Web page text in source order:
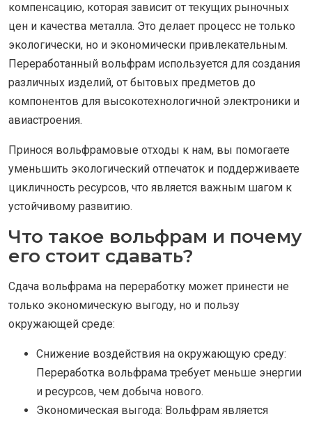
компенсацию, которая зависит от текущих рыночных
цен и качества металла. Это делает процесс не только
экологически, но и экономически привлекательным.
Переработанный вольфрам используется для создания
различных изделий, от бытовых предметов до
компонентов для высокотехнологичной электроники и
авиастроения.
Принося вольфрамовые отходы к нам, вы помогаете
уменьшить экологический отпечаток и поддерживаете
цикличность ресурсов, что является важным шагом к
устойчивому развитию.
Что такое вольфрам и почему
его стоит сдавать?
Сдача вольфрама на переработку может принести не
только экономическую выгоду, но и пользу
окружающей среде:
Снижение воздействия на окружающую среду:
Переработка вольфрама требует меньше энергии
и ресурсов, чем добыча нового.
Экономическая выгода: Вольфрам является